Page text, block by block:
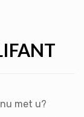
met u?